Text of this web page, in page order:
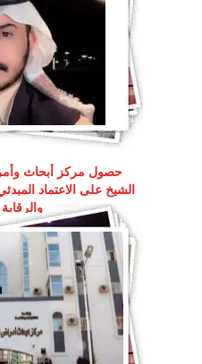
حصول مركز أبحاث
الشيخ على الاعتماد